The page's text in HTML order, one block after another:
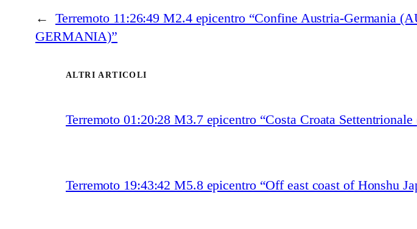
← Terremoto 11:26:49 M2.4 epicentro “Confine Austria-Germania
GERMANIA)”
ALTRI ARTICOLI
Terremoto 01:20:28 M3.7 epicentro “Costa Croata
Terremoto 19:43:42 M5.8 epicentro “Off east coast of Honshu